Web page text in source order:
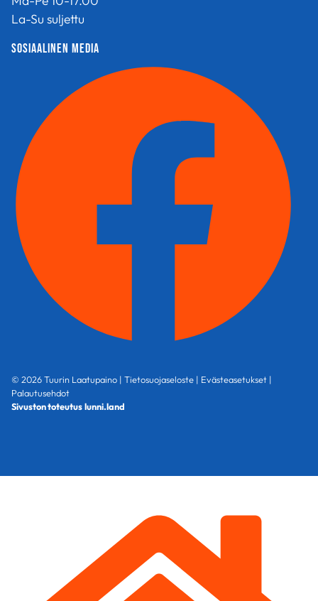
La-Su suljettu
sosiaalinen media
© 2026 Tuurin Laatupaino | Tietosuojaseloste | Evästeasetukset |
Palautusehdot
Sivuston toteutuslunni.land